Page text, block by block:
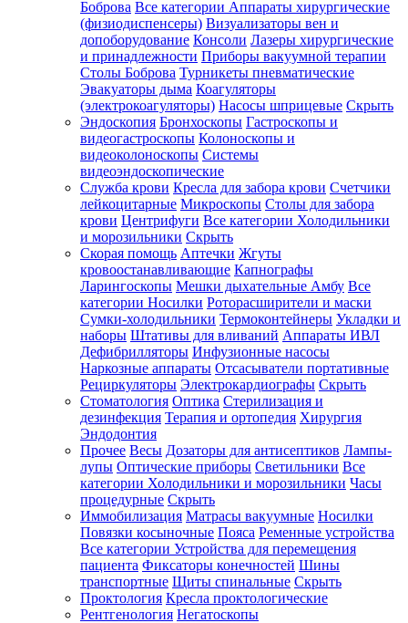
Боброва Все категории Аппараты хирургические
(физиодиспенсеры) Визуализаторы вен и
допоборудование Консоли Лазеры хирургические
и принадлежности Приборы вакуумной терапии
Столы Боброва Турникеты пневматические
Эвакуаторы дыма Коагуляторы
(электрокоагуляторы) Насосы шприцевые Скрыть
Эндоскопия Бронхоскопы Гастроскопы и
видеогастроскопы Колоноскопы и
видеоколоноскопы Системы
видеоэндоскопические
Служба крови Кресла для забора крови Счетчики
лейкоцитарные Микроскопы Столы для забора
крови Центрифуги Все категории Холодильники
и морозильники Скрыть
Скорая помощь Аптечки Жгуты
кровоостанавливающие Капнографы
Ларингоскопы Мешки дыхательные Амбу Все
категории Носилки Роторасширители и маски
Сумки-холодильники Термоконтейнеры Укладки и
наборы Штативы для вливаний Аппараты ИВЛ
Дефибрилляторы Инфузионные насосы
Наркозные аппараты Отсасыватели портативные
Рециркуляторы Электрокардиографы Скрыть
Стоматология Оптика Стерилизация и
дезинфекция Терапия и ортопедия Хирургия
Эндодонтия
Прочее Весы Дозаторы для антисептиков Лампы-
лупы Оптические приборы Светильники Все
категории Холодильники и морозильники Часы
процедурные Скрыть
Иммобилизация Матрасы вакуумные Носилки
Повязки косыночные Пояса Ременные устройства
Все категории Устройства для перемещения
пациента Фиксаторы конечностей Шины
транспортные Щиты спинальные Скрыть
Проктология Кресла проктологические
Рентгенология Негатоскопы